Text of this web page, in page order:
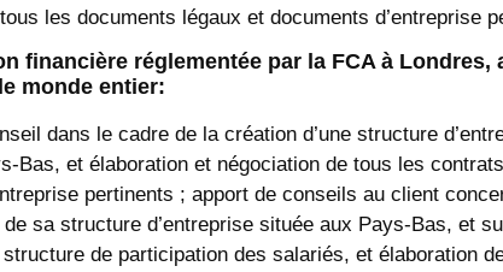
les documents légaux et documents d’entreprise
financière réglementée par la FCA à Londres,
monde entier:
dans le cadre de la création d’une structure
Bas, et élaboration et négociation de tous les
pertinents ; apport de conseils au client
sa structure d’entreprise située aux Pays-Bas, et
structure de participation des salariés, et élaboration